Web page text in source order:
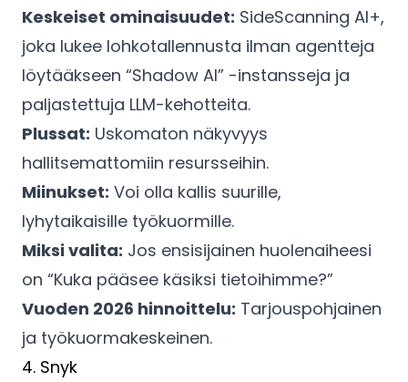
Keskeiset ominaisuudet: SideScanning AI+,
joka lukee lohkotallennusta ilman agentteja
löytääkseen “Shadow AI” -instansseja ja
paljastettuja LLM-kehotteita.
Plussat: Uskomaton näkyvyys
hallitsemattomiin resursseihin.
Miinukset: Voi olla kallis suurille,
lyhytaikaisille työkuormille.
Miksi valita: Jos ensisijainen huolenaiheesi
on “Kuka pääsee käsiksi tietoihimme?”
Vuoden 2026 hinnoittelu: Tarjouspohjainen
ja työkuormakeskeinen.
4. Snyk